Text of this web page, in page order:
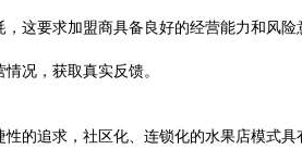
这要求加盟商具备良好的经营能力和风
况，获取真实反馈。
的追求，社区化、连锁化的水果店模式